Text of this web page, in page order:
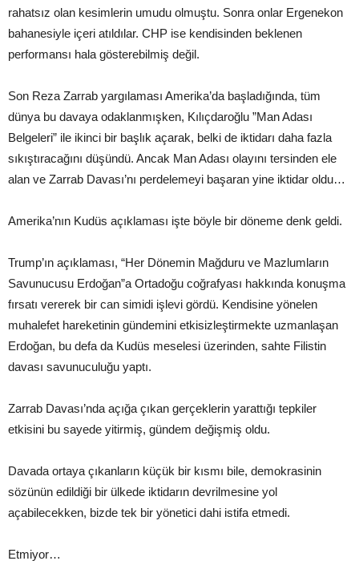
rahatsız olan kesimlerin umudu olmuştu. Sonra onlar Ergenekon
bahanesiyle içeri atıldılar. CHP ise kendisinden beklenen
performansı hala gösterebilmiş değil.
Son Reza Zarrab yargılaması Amerika’da başladığında, tüm
dünya bu davaya odaklanmışken, Kılıçdaroğlu ”Man Adası
Belgeleri” ile ikinci bir başlık açarak, belki de iktidarı daha fazla
sıkıştıracağını düşündü. Ancak Man Adası olayını tersinden ele
alan ve Zarrab Davası’nı perdelemeyi başaran yine iktidar oldu…
Amerika’nın Kudüs açıklaması işte böyle bir döneme denk geldi.
Trump’ın açıklaması, “Her Dönemin Mağduru ve Mazlumların
Savunucusu Erdoğan”a Ortadoğu coğrafyası hakkında konuşma
fırsatı vererek bir can simidi işlevi gördü. Kendisine yönelen
muhalefet hareketinin gündemini etkisizleştirmekte uzmanlaşan
Erdoğan, bu defa da Kudüs meselesi üzerinden, sahte Filistin
davası savunuculuğu yaptı.
Zarrab Davası’nda açığa çıkan gerçeklerin yarattığı tepkiler
etkisini bu sayede yitirmiş, gündem değişmiş oldu.
Davada ortaya çıkanların küçük bir kısmı bile, demokrasinin
sözünün edildiği bir ülkede iktidarın devrilmesine yol
açabilecekken, bizde tek bir yönetici dahi istifa etmedi.
Etmiyor…